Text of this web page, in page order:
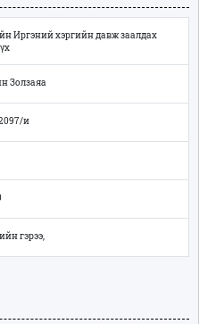
Иргэний хэргийн давж заалдах
Золзаяа
и
гэрээ,